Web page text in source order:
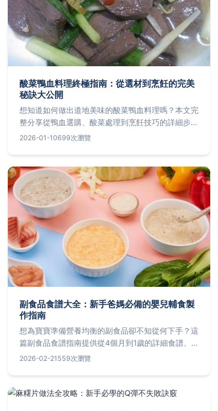
酸菜鴨血料理終極指南：從選材到烹飪的完美
秘訣大公開
想知道如何做出道地美味的酸菜鴨血料理嗎？本文完
整分享從鴨血選購、酸菜處理到烹飪技巧的詳細步
驟，還有常見失敗原因解析和實用小貼士，讓你一次
2026-01-10699次瀏覽
副食品食譜大全：新手爸媽必備的嬰兒輔食製
作指南
想為寶寶準備營養均衡的副食品卻不知從何下手？這
篇副食品食譜指南提供從4個月到1歲的詳細食譜、
製作步驟、保存方法，並解答常見疑問如過敏預防、
2026-02-21559次瀏覽